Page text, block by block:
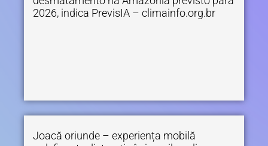
2026, indica PrevisIA – climainfo.org.br
Joacă oriunde – experiența mobilă